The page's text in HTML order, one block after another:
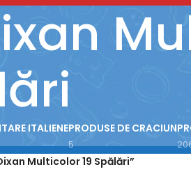
ITALIENEPRODUSE DE CRACIUN
5
Multicolor 19 Spălări”